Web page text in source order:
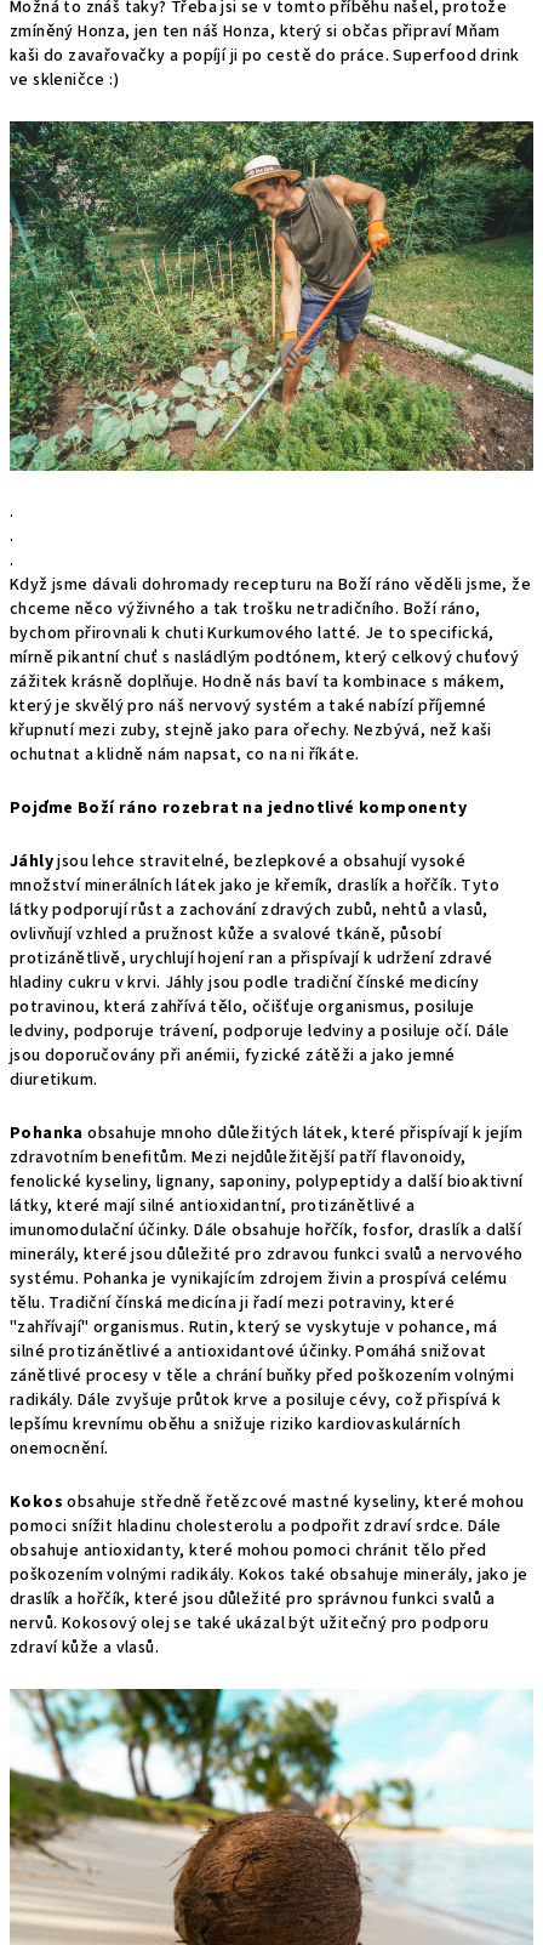
Možná to znáš taky? Třeba jsi se v tomto příběhu našel, protože
zmíněný Honza, jen ten náš Honza, který si občas připraví Mňam
kaši do zavařovačky a popíjí ji po cestě do práce. Superfood drink
ve skleničce :)
.
.
.
Když jsme dávali dohromady recepturu na Boží ráno věděli jsme, že
chceme něco výživného a tak trošku netradičního. Boží ráno,
bychom přirovnali k chuti Kurkumového latté. Je to specifická,
mírně pikantní chuť s nasládlým podtónem, který celkový chuťový
zážitek krásně doplňuje. Hodně nás baví ta kombinace s mákem,
který je skvělý pro náš nervový systém a také nabízí příjemné
křupnutí mezi zuby, stejně jako para ořechy. Nezbývá, než kaši
ochutnat a klidně nám napsat, co na ni říkáte.
Pojďme Boží ráno rozebrat na jednotlivé komponenty
Jáhlyjsou lehce stravitelné, bezlepkové a obsahují vysoké
množství minerálních látek jako je křemík, draslík a hořčík. Tyto
látky podporují růst a zachování zdravých zubů, nehtů a vlasů,
ovlivňují vzhled a pružnost kůže a svalové tkáně, působí
protizánětlivě, urychlují hojení ran a přispívají k udržení zdravé
hladiny cukru v krvi. Jáhly jsou podle tradiční čínské medicíny
potravinou, která zahřívá tělo, očišťuje organismus, posiluje
ledviny, podporuje trávení, podporuje ledviny a posiluje očí. Dále
jsou doporučovány při anémii, fyzické zátěži a jako jemné
diuretikum.
Pohanka obsahuje mnoho důležitých látek, které přispívají k jejím
zdravotním benefitům. Mezi nejdůležitější patří flavonoidy,
fenolické kyseliny, lignany, saponiny, polypeptidy a další bioaktivní
látky, které mají silné antioxidantní, protizánětlivé a
imunomodulační účinky. Dále obsahuje hořčík, fosfor, draslík a další
minerály, které jsou důležité pro zdravou funkci svalů a nervového
systému. Pohanka je vynikajícím zdrojem živin a prospívá celému
tělu. Tradiční čínská medicína ji řadí mezi potraviny, které
"zahřívají" organismus. Rutin, který se vyskytuje v pohance, má
silné protizánětlivé a antioxidantové účinky. Pomáhá snižovat
zánětlivé procesy v těle a chrání buňky před poškozením volnými
radikály. Dále zvyšuje průtok krve a posiluje cévy, což přispívá k
lepšímu krevnímu oběhu a snižuje riziko kardiovaskulárních
onemocnění.
Kokos obsahuje středně řetězcové mastné kyseliny, které mohou
pomoci snížit hladinu cholesterolu a podpořit zdraví srdce. Dále
obsahuje antioxidanty, které mohou pomoci chránit tělo před
poškozením volnými radikály. Kokos také obsahuje minerály, jako je
draslík a hořčík, které jsou důležité pro správnou funkci svalů a
nervů. Kokosový olej se také ukázal být užitečný pro podporu
zdraví kůže a vlasů.